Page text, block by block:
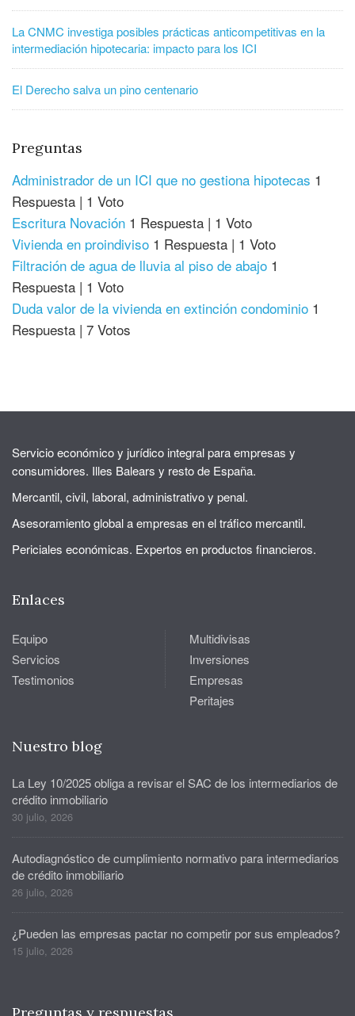
La CNMC investiga posibles prácticas anticompetitivas en la
intermediación hipotecaria: impacto para los ICI
El Derecho salva un pino centenario
Preguntas
Administrador de un ICI que no gestiona hipotecas 1
Respuesta | 1 Voto
Escritura Novación 1 Respuesta | 1 Voto
Vivienda en proindiviso 1 Respuesta | 1 Voto
Filtración de agua de lluvia al piso de abajo 1
Respuesta | 1 Voto
Duda valor de la vivienda en extinción condominio 1
Respuesta | 7 Votos
Servicio económico y jurídico integral para empresas y
consumidores. Illes Balears y resto de España.
Mercantil, civil, laboral, administrativo y penal.
Asesoramiento global a empresas en el tráfico mercantil.
Periciales económicas. Expertos en productos financieros.
Enlaces
Equipo
Servicios
Testimonios
Multidivisas
Inversiones
Empresas
Peritajes
Nuestro blog
La Ley 10/2025 obliga a revisar el SAC de los intermediarios de
crédito inmobiliario
30 julio, 2026
Autodiagnóstico de cumplimiento normativo para intermediarios
de crédito inmobiliario
26 julio, 2026
¿Pueden las empresas pactar no competir por sus empleados?
15 julio, 2026